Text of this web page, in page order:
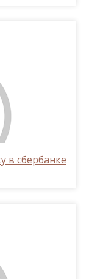
в сбербанке